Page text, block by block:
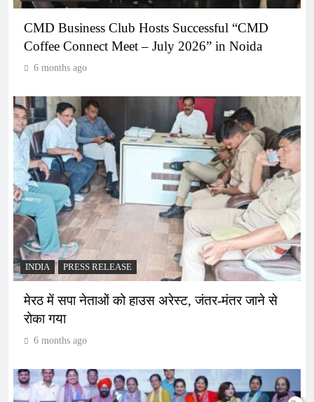
CMD Business Club Hosts Successful “CMD
Coffee Connect Meet – July 2026” in Noida
6 months ago
INDIA PRESS RELEASE
मेरठ में सपा नेताओं को हाउस अरेस्ट, जंतर-मंतर जाने से
रोका गया
6 months ago